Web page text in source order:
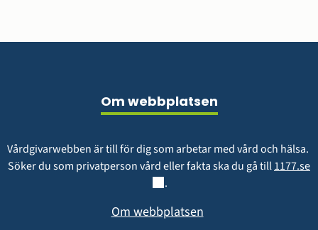
Om webbplatsen
Vårdgivarwebben är till för dig som arbetar med vård och hälsa.
Söker du som privatperson vård eller fakta ska du gå till 1177.se
.
Om webbplatsen